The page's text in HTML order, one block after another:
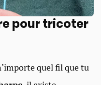
pour tricoter
quel fil que tu